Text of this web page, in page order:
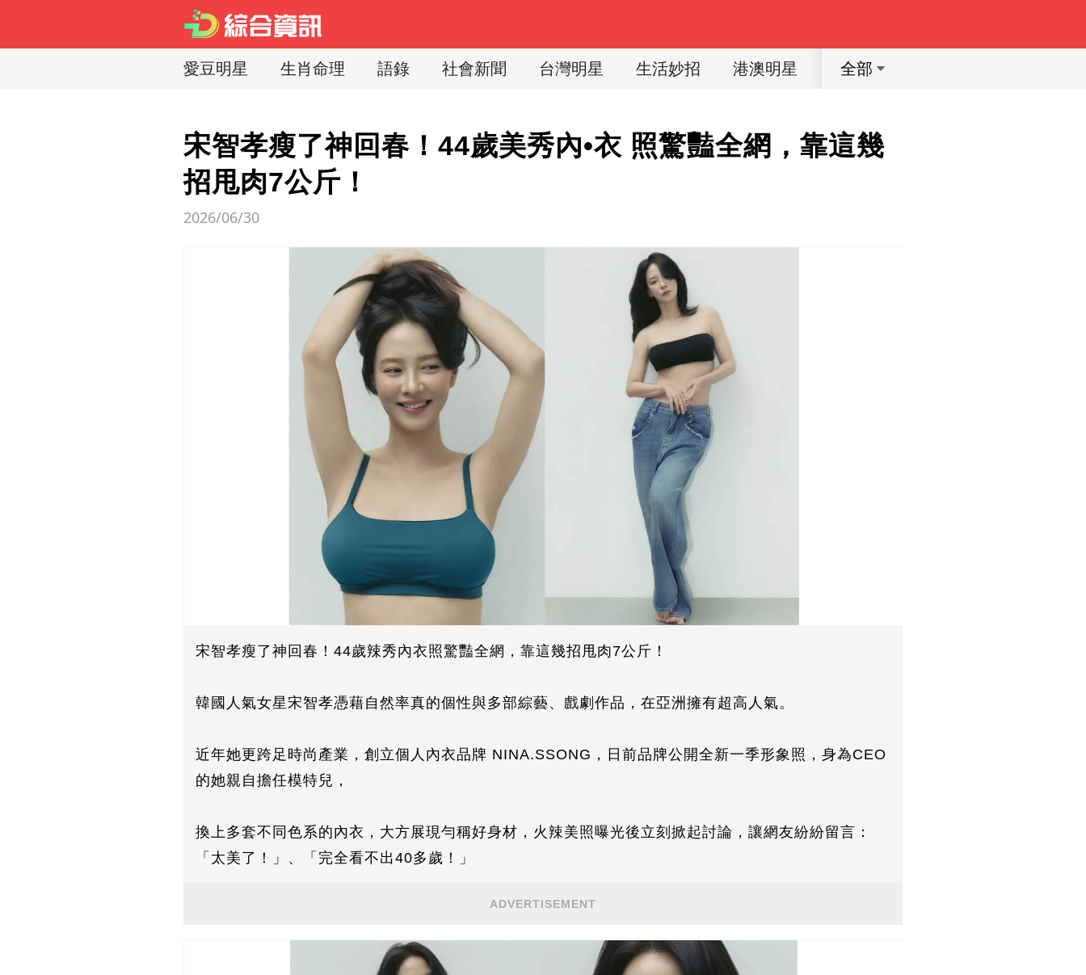
愛豆明星 生肖命理 語錄 社會新聞 台灣明星 生活妙招 港澳明星 體育明星
全部
宋智孝瘦了神回春！44歲美秀內•衣 照驚豔全網，靠這幾
招甩肉7公斤！
2026/06/30
宋智孝瘦了神回春！44歲辣秀內衣照驚豔全網，靠這幾招甩肉7公斤！
韓國人氣女星宋智孝憑藉自然率真的個性與多部綜藝、戲劇作品，在亞洲擁有超高人氣。
近年她更跨足時尚產業，創立個人內衣品牌 NINA.SSONG，日前品牌公開全新一季形象照，身為CEO
的她親自擔任模特兒，
換上多套不同色系的內衣，大方展現勻稱好身材，火辣美照曝光後立刻掀起討論，讓網友紛紛留言：
「太美了！」、「完全看不出40多歲！」
ADVERTISEMENT